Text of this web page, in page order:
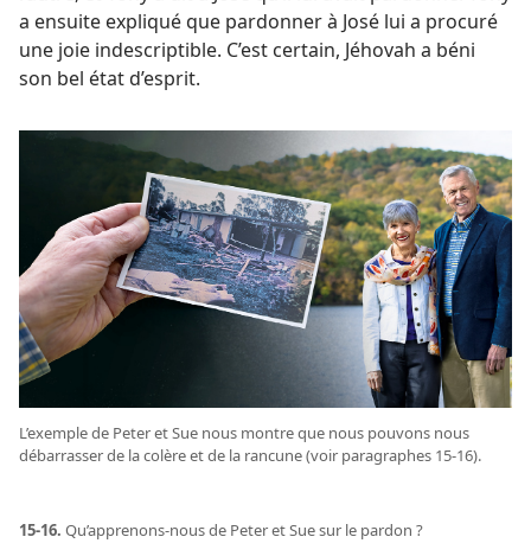
a ensuite expliqué que pardonner à José lui a procuré
une joie indescriptible. C’est certain, Jéhovah a béni
son bel état d’esprit.
L’exemple de Peter et Sue nous montre que nous pouvons nous
débarrasser de la colère et de la rancune (voir paragraphes 15-16).
15-16. Qu’apprenons-​nous de Peter et Sue sur le pardon ?